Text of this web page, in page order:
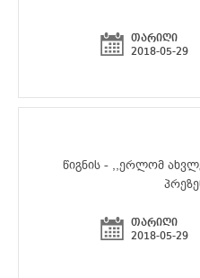
თარიღი
2018-05-29
წიგნის - ,,ერლომ
თარიღი
2018-05-29